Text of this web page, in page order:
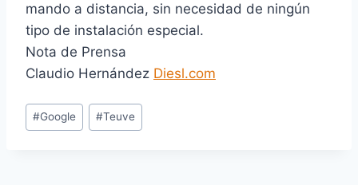
mando a distancia, sin necesidad de ningún
tipo de instalación especial.
Nota de Prensa
Claudio Hernández Diesl.com
E
t
#Google #Teuve